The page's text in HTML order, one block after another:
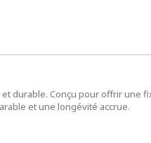
durable. Conçu pour offrir une
et une longévité accrue.